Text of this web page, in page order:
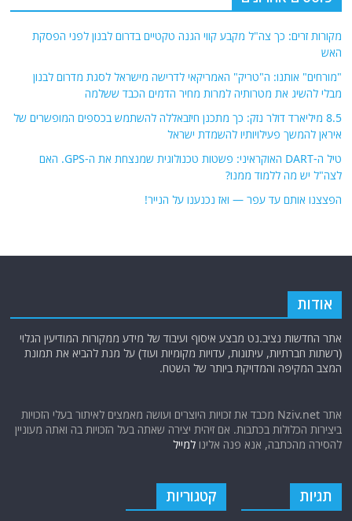
מקורות זרים: כך צה"ל מקבע קווי הגנה טקטיים בדרום לבנון לפני הפסקת
האש
"מורחים" אותנו: ה"טריק" האמריקאי לדרישה מישראל לסגת מדרום לבנון
מבלי להשיג את מטרותיה למרות מחיר הדמים הכבד ששלמה
8.5 מיליארד דולר נזק: כך מתכנן חיזבאללה להשתמש בכספים המופשרים של
איראן להמשך פעילויותיו להשמדת ישראל
טיל ה-DART האוקראיני: פשטות טכנולוגית שמנצחת את ה-GPS. האם
לצה"ל יש מה ללמוד ממנו?
הפצצנו אותם עד עפר — ואז נכנענו על הנייר!
אודות
אתר החדשות נציב.נט מבצע איסוף ועיבוד של מידע ממקורות המודיעין הגלוי
(רשתות חברתיות, עיתונות, עדויות מקומיות ועוד) על מנת להביא את תמונת
המצב המקיפה והמדויקת ביותר של השטח.
אתר Nziv.net מכבד את זכויות היוצרים ועושה מאמצים לאיתור בעלי הזכויות
ביצירות הכלולות בכתבות. אם זיהית יצירה שאתה בעל הזכויות בה ואתה מעוניין
להסירה מהכתבה, אנא פנה אלינולמייל
תגיות קטגוריות